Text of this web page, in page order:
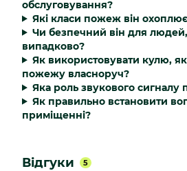
обслуговування?
Які класи пожеж він
Чи безпечний він для
випадково?
Як використовувати кулю,
пожежу власноруч?
Яка роль звукового сигналу
Як правильно встановити
приміщенні?
Відгуки 5